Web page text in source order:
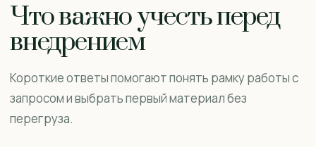
Что важно учесть перед
внедрением
Короткие ответы помогают понять рамку работы с
запросом и выбрать первый материал без
перегруза.